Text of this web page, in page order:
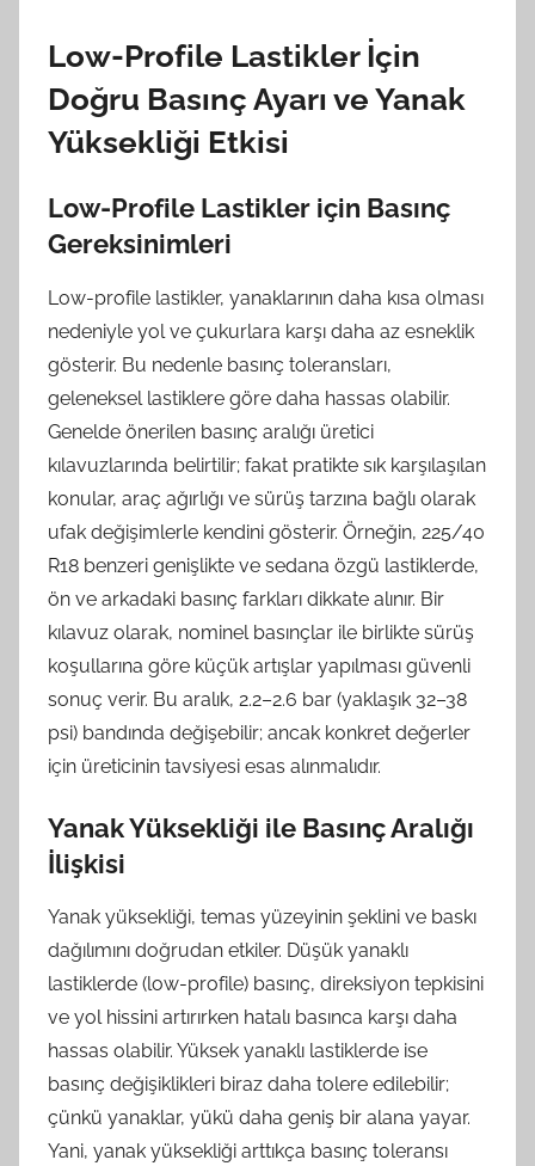
Low-Profile Lastikler İçin
Doğru Basınç Ayarı ve Yanak
Yüksekliği Etkisi
Low-Profile Lastikler için Basınç
Gereksinimleri
Low-profile lastikler, yanaklarının daha kısa olması
nedeniyle yol ve çukurlara karşı daha az esneklik
gösterir. Bu nedenle basınç toleransları,
geleneksel lastiklere göre daha hassas olabilir.
Genelde önerilen basınç aralığı üretici
kılavuzlarında belirtilir; fakat pratikte sık karşılaşılan
konular, araç ağırlığı ve sürüş tarzına bağlı olarak
ufak değişimlerle kendini gösterir. Örneğin, 225/40
R18 benzeri genişlikte ve sedana özgü lastiklerde,
ön ve arkadaki basınç farkları dikkate alınır. Bir
kılavuz olarak, nominel basınçlar ile birlikte sürüş
koşullarına göre küçük artışlar yapılması güvenli
sonuç verir. Bu aralık, 2.2–2.6 bar (yaklaşık 32–38
psi) bandında değişebilir; ancak konkret değerler
için üreticinin tavsiyesi esas alınmalıdır.
Yanak Yüksekliği ile Basınç Aralığı
İlişkisi
Yanak yüksekliği, temas yüzeyinin şeklini ve baskı
dağılımını doğrudan etkiler. Düşük yanaklı
lastiklerde (low-profile) basınç, direksiyon tepkisini
ve yol hissini artırırken hatalı basınca karşı daha
hassas olabilir. Yüksek yanaklı lastiklerde ise
basınç değişiklikleri biraz daha tolere edilebilir;
çünkü yanaklar, yükü daha geniş bir alana yayar.
Yani, yanak yüksekliği arttıkça basınç toleransı